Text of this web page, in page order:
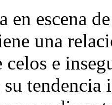
en escena
una
e
tendencia